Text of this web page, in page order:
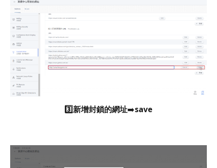
3️⃣新增封鎖的網址➡️save